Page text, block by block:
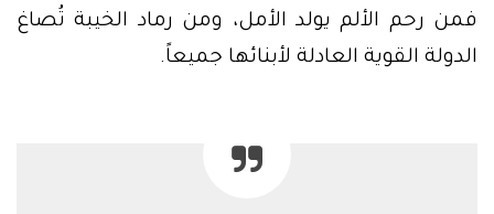
فمن رحم الألم يولد الأمل، ومن رماد الخيبة تُصاغ
الدولة القوية العادلة لأبنائها جميعاً.